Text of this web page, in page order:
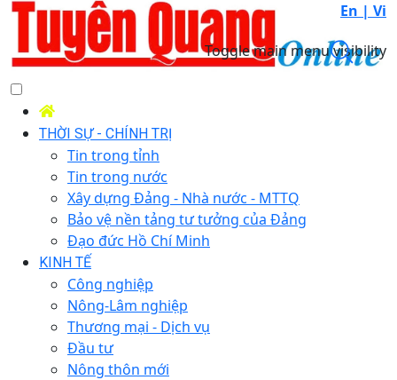
En | Vi
Toggle main menu visibility
THỜI SỰ - CHÍNH TRỊ
Tin trong tỉnh
Tin trong nước
Xây dựng Đảng - Nhà nước - MTTQ
Bảo vệ nền tảng tư tưởng của Đảng
Đạo đức Hồ Chí Minh
KINH TẾ
Công nghiệp
Nông-Lâm nghiệp
Thương mại - Dịch vụ
Đầu tư
Nông thôn mới